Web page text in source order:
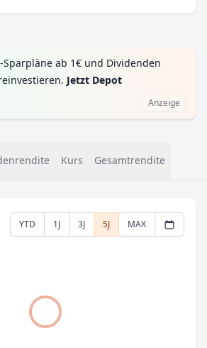
Sparpläne ab 1€ und Dividenden
Jetzt Depot
Anzeige
Kurs Gesamtrendite
YTD 1J 3J 5J MAX